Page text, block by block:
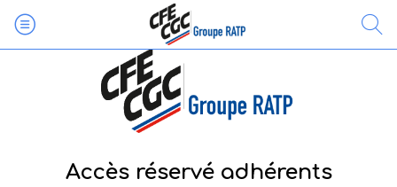
Accès réservé adhérents